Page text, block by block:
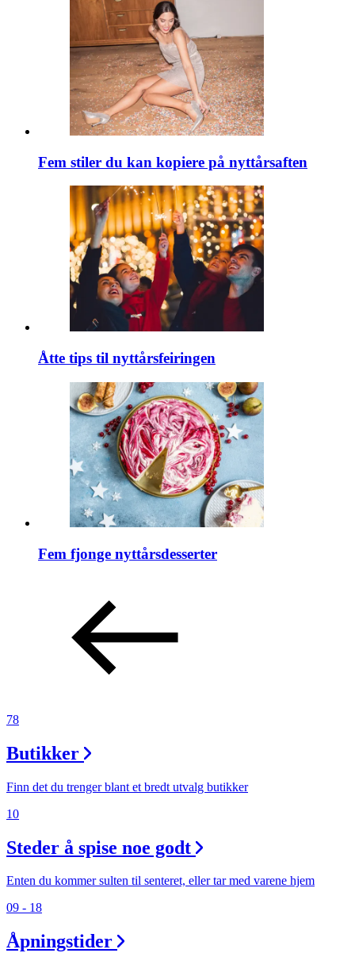
Fem stiler du kan kopiere på nyttårsaften
Åtte tips til nyttårsfeiringen
Fem fjonge nyttårsdesserter
78
Butikker
Finn det du trenger blant et bredt utvalg butikker
10
Steder å spise noe godt
Enten du kommer sulten til senteret, eller tar med varene hjem
09 - 18
Åpningstider